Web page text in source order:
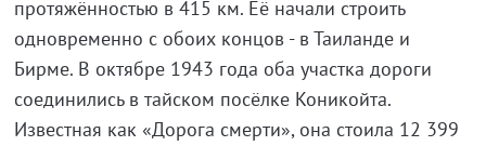
протяжённостью в 415 км. Её начали строить
одновременно с обоих концов - в Таиланде и
Бирме. В октябре 1943 года оба участка дороги
соединились в тайском посёлке Коникойта.
Известная как «Дорога смерти», она стоила 12 399